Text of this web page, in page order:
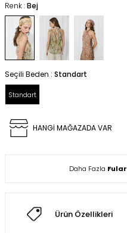
Renk :Bej
Seçili Beden : Standart
Standart
HANGİ MAĞAZADA VAR
Daha Fazla Fular
Ürün Özellikleri